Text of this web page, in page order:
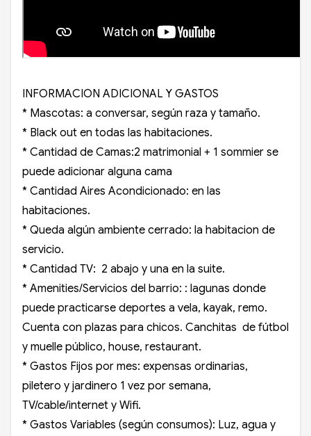
INFORMACION ADICIONAL Y GASTOS
* Mascotas: a conversar, según raza y tamaño.
* Black out en todas las habitaciones.
* Cantidad de Camas:2 matrimonial + 1 sommier se
puede adicionar alguna cama
* Cantidad Aires Acondicionado: en las
habitaciones.
* Queda algún ambiente cerrado: la habitacion de
servicio.
* Cantidad TV: 2 abajo y una en la suite.
* Amenities/Servicios del barrio: : lagunas donde
puede practicarse deportes a vela, kayak, remo.
Cuenta con plazas para chicos. Canchitas de fútbol
y muelle público, house, restaurant.
* Gastos Fijos por mes: expensas ordinarias,
piletero y jardinero 1 vez por semana,
TV/cable/internet y Wifi.
* Gastos Variables (según consumos): Luz, agua y